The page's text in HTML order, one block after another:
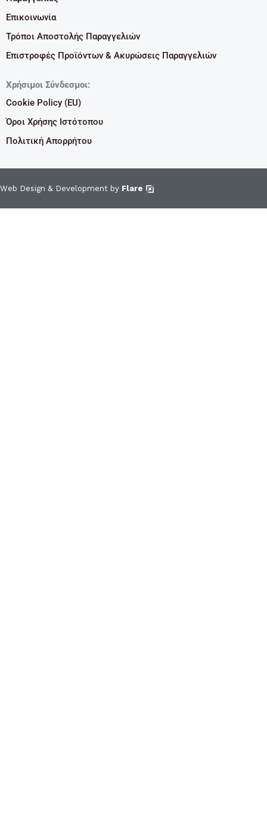
Επικοινωνία
Τρόποι Αποστολής Παραγγελιών
Επιστροφές Προϊόντων & Ακυρώσεις Παραγγελιών
Χρήσιμοι Σύνδεσμοι:
Cookie Policy (EU)
Όροι Χρήσης Ιστότοπου
Πολιτική Απορρήτου
Web Design & Development by Flare